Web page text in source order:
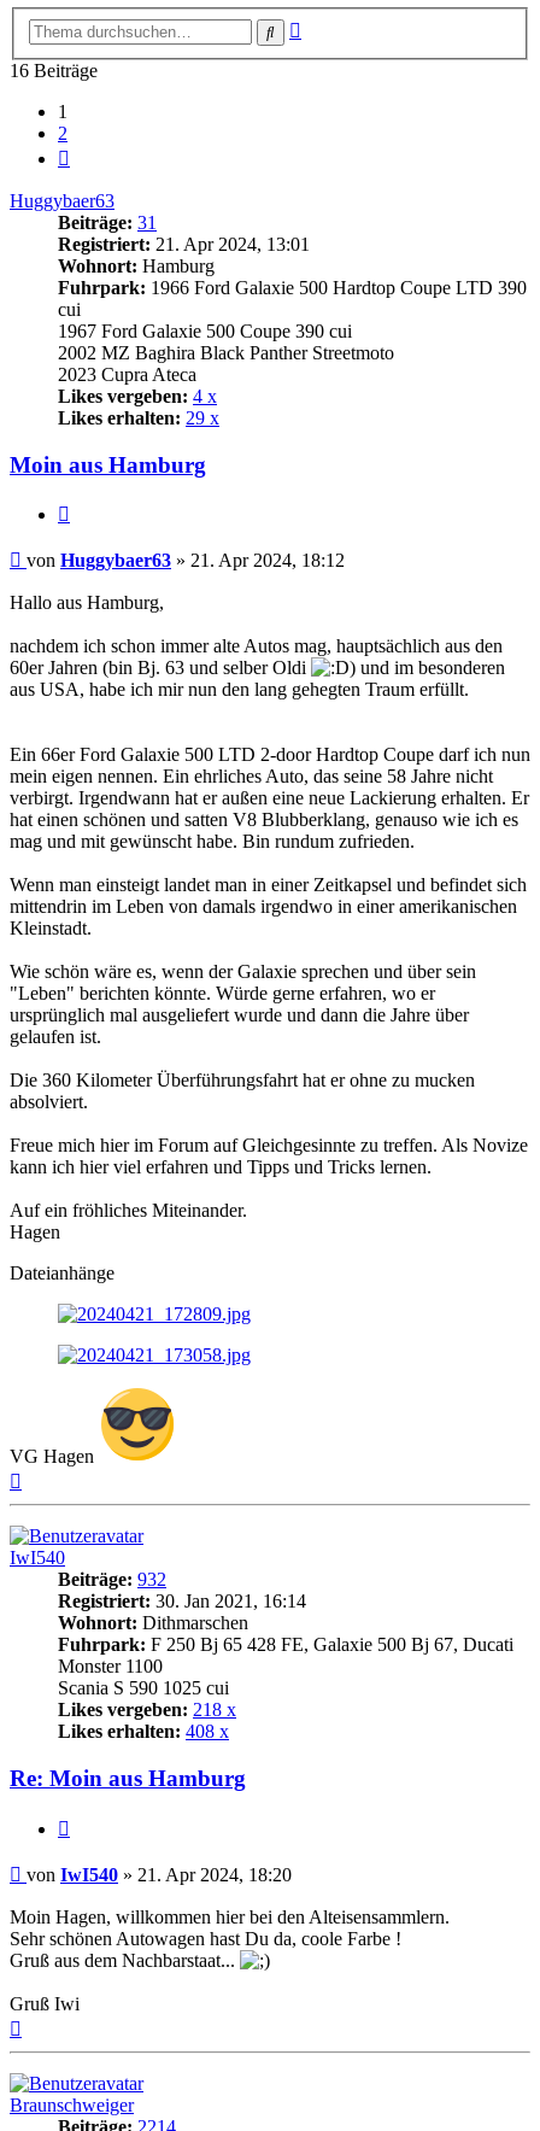
Suche
16 Beiträge
1
2
Huggybaer63
Beiträge: 31
Registriert: 21. Apr 2024, 13:01
Wohnort: Hamburg
Fuhrpark: 1966 Ford Galaxie 500 Hardtop Coupe LTD 390
cui
1967 Ford Galaxie 500 Coupe 390 cui
2002 MZ Baghira Black Panther Streetmoto
2023 Cupra Ateca
Likes vergeben: 4 x
Likes erhalten: 29 x
Moin aus Hamburg
Beitrag
von Huggybaer63 » 21. Apr 2024, 18:12
Hallo aus Hamburg,
nachdem ich schon immer alte Autos mag, hauptsächlich aus den
60er Jahren (bin Bj. 63 und selber Oldi
) und im besonderen
aus USA, habe ich mir nun den lang gehegten Traum erfüllt.
Ein 66er Ford Galaxie 500 LTD 2-door Hardtop Coupe darf ich nun
mein eigen nennen. Ein ehrliches Auto, das seine 58 Jahre nicht
verbirgt. Irgendwann hat er außen eine neue Lackierung erhalten. Er
hat einen schönen und satten V8 Blubberklang, genauso wie ich es
mag und mit gewünscht habe. Bin rundum zufrieden.
Wenn man einsteigt landet man in einer Zeitkapsel und befindet sich
mittendrin im Leben von damals irgendwo in einer amerikanischen
Kleinstadt.
Wie schön wäre es, wenn der Galaxie sprechen und über sein
"Leben" berichten könnte. Würde gerne erfahren, wo er
ursprünglich mal ausgeliefert wurde und dann die Jahre über
gelaufen ist.
Die 360 Kilometer Überführungsfahrt hat er ohne zu mucken
absolviert.
Freue mich hier im Forum auf Gleichgesinnte zu treffen. Als Novize
kann ich hier viel erfahren und Tipps und Tricks lernen.
Auf ein fröhliches Miteinander.
Hagen
Dateianhänge
VG Hagen
IwI540
Beiträge: 932
Registriert: 30. Jan 2021, 16:14
Wohnort: Dithmarschen
Fuhrpark: F 250 Bj 65 428 FE, Galaxie 500 Bj 67, Ducati
Monster 1100
Scania S 590 1025 cui
Likes vergeben: 218 x
Likes erhalten: 408 x
Re: Moin aus Hamburg
Beitrag
von IwI540 » 21. Apr 2024, 18:20
Moin Hagen, willkommen hier bei den Alteisensammlern.
Sehr schönen Autowagen hast Du da, coole Farbe !
Gruß aus dem Nachbarstaat...
Gruß Iwi
Braunschweiger
Beiträge: 2214